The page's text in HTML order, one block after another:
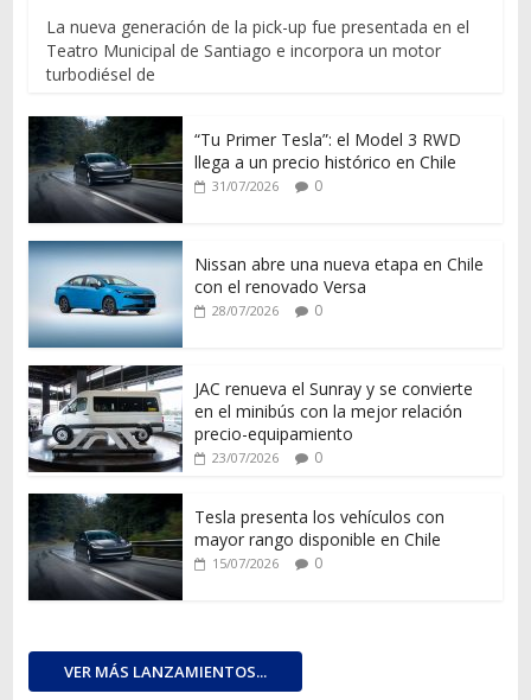
La nueva generación de la pick-up fue presentada en el
Teatro Municipal de Santiago e incorpora un motor
turbodiésel de
“Tu Primer Tesla”: el Model 3 RWD
llega a un precio histórico en Chile
31/07/2026 0
Nissan abre una nueva etapa en Chile
con el renovado Versa
28/07/2026 0
JAC renueva el Sunray y se convierte
en el minibús con la mejor relación
precio-equipamiento
23/07/2026 0
Tesla presenta los vehículos con
mayor rango disponible en Chile
15/07/2026 0
VER MÁS LANZAMIENTOS...